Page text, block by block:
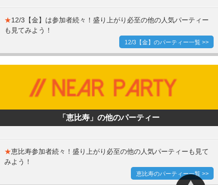
★12/3【金】は参加者続々！盛り上がり必至の他の人気パーティー
も見てみよう！
12/3【金】のパーティー一覧 >>
「恵比寿」の他のパーティー
★恵比寿参加者続々！盛り上がり必至の他の人気パーティーも見て
みよう！
恵比寿のパーティー一覧 >>